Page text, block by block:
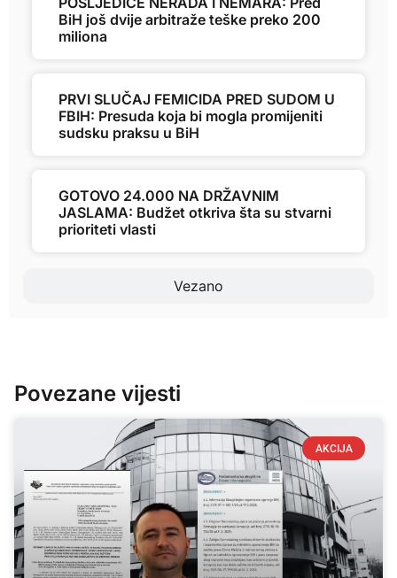
Vezano
BiH još dvije arbitraže teške preko 200
miliona
PRVI SLUČAJ FEMICIDA PRED SUDOM U
FBIH: Presuda koja bi mogla promijeniti
sudsku praksu u BiH
GOTOVO 24.000 NA DRŽAVNIM
JASLAMA: Budžet otkriva šta su stvarni
prioriteti vlasti
Povezane vijesti
AKCIJA